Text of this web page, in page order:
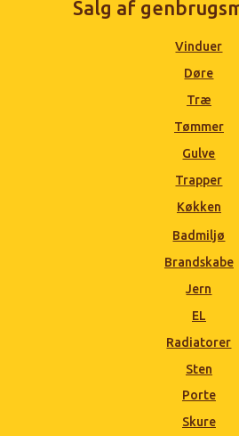
Salg af
Vinduer
Døre
Træ
Tømmer
Gulve
Trapper
Køkken
Badmiljø
Brandskabe
Jern
EL
Radiatorer
Sten
Porte
Skure